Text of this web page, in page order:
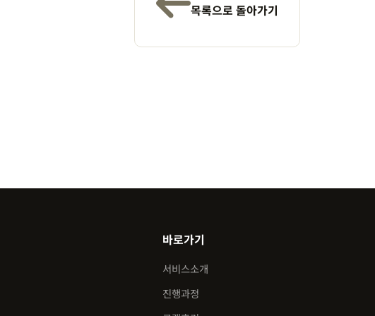
목록으로 돌아가기
바로가기
서비스소개
진행과정